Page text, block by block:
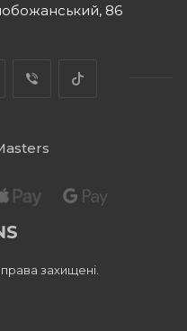
86
захищені.